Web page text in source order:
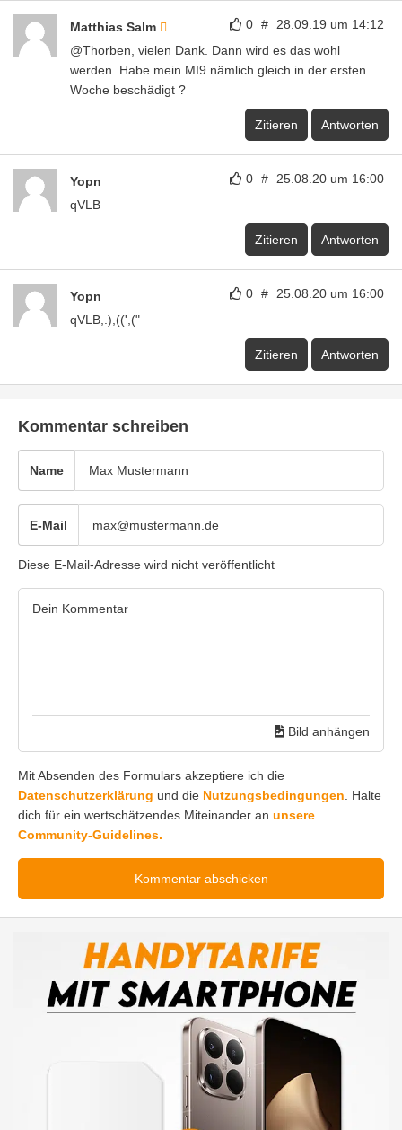
0 # 28.09.19 um 14:12
Matthias Salm
@Thorben, vielen Dank. Dann wird es das wohl
werden. Habe mein MI9 nämlich gleich in der ersten
Woche beschädigt ?
Zitieren Antworten
0 # 25.08.20 um 16:00
Yopn
qVLB
Zitieren Antworten
0 # 25.08.20 um 16:00
Yopn
qVLB,.),((',("
Zitieren Antworten
Kommentar schreiben
Name
E-Mail
Diese E-Mail-Adresse wird nicht veröffentlicht
Bild anhängen
Mit Absenden des Formulars akzeptiere ich die
Datenschutzerklärung und die Nutzungsbedingungen . Halte
dich für ein wertschätzendes Miteinander an unsere
Community-Guidelines.